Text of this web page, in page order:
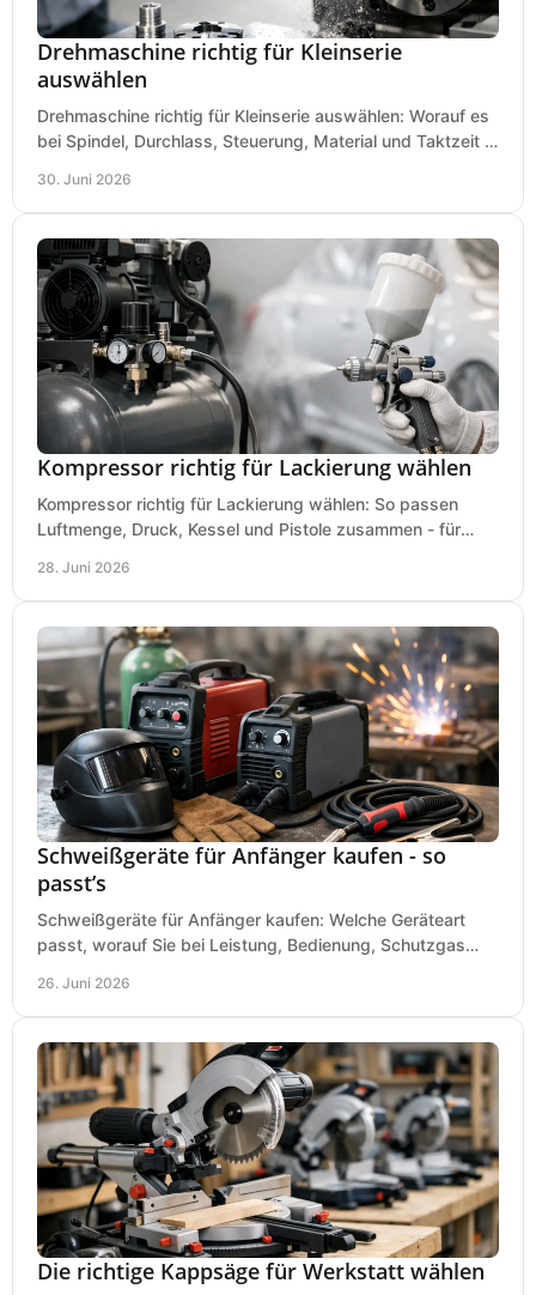
Drehmaschine richtig für Kleinserie
auswählen
Drehmaschine richtig für Kleinserie auswählen: Worauf es
bei Spindel, Durchlass, Steuerung, Material und Taktzeit in
30. Juni 2026
Kompressor richtig für Lackierung wählen
Kompressor richtig für Lackierung wählen: So passen
Luftmenge, Druck, Kessel und Pistole zusammen - für
28. Juni 2026
Schweißgeräte für Anfänger kaufen - so
passt’s
Schweißgeräte für Anfänger kaufen: Welche Geräteart
passt, worauf Sie bei Leistung, Bedienung, Schutzgas
26. Juni 2026
Die richtige Kappsäge für Werkstatt wählen